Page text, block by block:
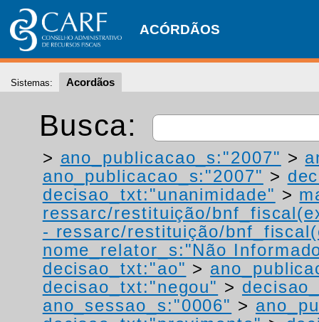
ACÓRDÃOS
Sistemas: Acordãos
Busca:
> ano_publicacao_s:"2007" >
ano_publicacao_s:"2007" >
decisao_txt:"unanimidade" >
ressarc/restituição/
- ressarc/restituição/
nome_relator_s:"Não
decisao_txt:"ao" >
decisao_txt:"negou" >
ano_sessao_s:"0006" >